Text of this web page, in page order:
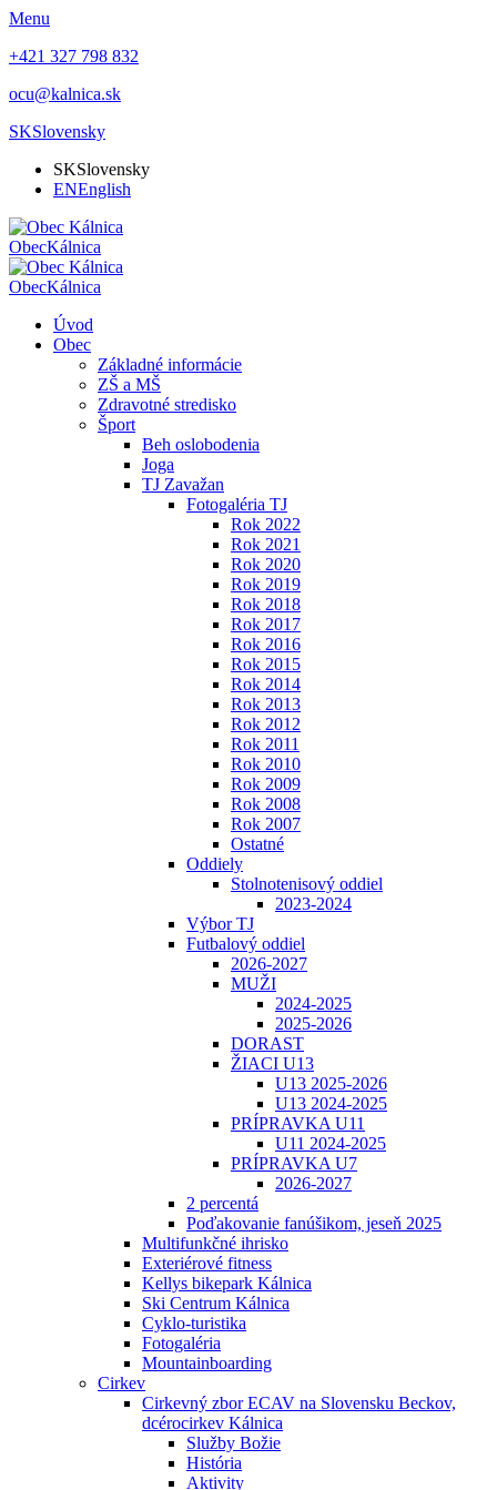
Menu
+421 327 798 832
ocu@kalnica.sk
SKSlovensky
SKSlovensky
ENEnglish
ObecKálnica
ObecKálnica
Úvod
Obec
Základné informácie
ZŠ a MŠ
Zdravotné stredisko
Šport
Beh oslobodenia
Joga
TJ Zavažan
Fotogaléria TJ
Rok 2022
Rok 2021
Rok 2020
Rok 2019
Rok 2018
Rok 2017
Rok 2016
Rok 2015
Rok 2014
Rok 2013
Rok 2012
Rok 2011
Rok 2010
Rok 2009
Rok 2008
Rok 2007
Ostatné
Oddiely
Stolnotenisový oddiel
2023-2024
Výbor TJ
Futbalový oddiel
2026-2027
MUŽI
2024-2025
2025-2026
DORAST
ŽIACI U13
U13 2025-2026
U13 2024-2025
PRÍPRAVKA U11
U11 2024-2025
PRÍPRAVKA U7
2026-2027
2 percentá
Poďakovanie fanúšikom, jeseň 2025
Multifunkčné ihrisko
Exteriérové fitness
Kellys bikepark Kálnica
Ski Centrum Kálnica
Cyklo-turistika
Fotogaléria
Mountainboarding
Cirkev
Cirkevný zbor ECAV na Slovensku Beckov,
dcérocirkev Kálnica
Služby Božie
História
Aktivity